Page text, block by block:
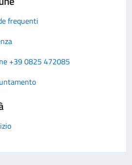
frequenti
+39 0825 472085